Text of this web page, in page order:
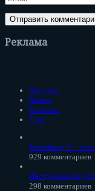
Реклама
Популяр.
Новые
Коммент.
Тэги
Бателфилд 3 –
929 комментариев
Инструкция по
298 комментариев